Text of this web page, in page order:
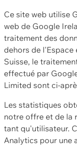
Ce site web utilise
web de Google
traitement des
dehors de l'Espace
Suisse, le
effectué par
Limited sont ci-
Les statistiques
notre offre et de la
tant qu'utilisateur.
Analytics pour une